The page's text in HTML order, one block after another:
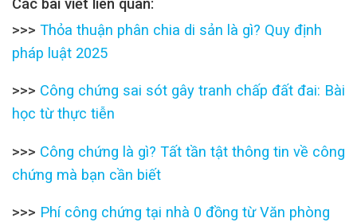
Các bài viết liên quan:
>>> Thỏa thuận phân chia di sản là gì? Quy định
pháp luật 2025
>>> Công chứng sai sót gây tranh chấp đất đai: Bài
học từ thực tiễn
>>> Công chứng là gì? Tất tần tật thông tin về công
chứng mà bạn cần biết
>>> Phí công chứng tại nhà 0 đồng từ Văn phòng